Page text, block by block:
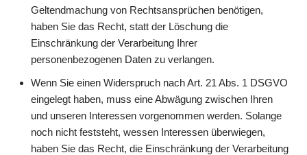
Geltendmachung von Rechtsansprüchen benötigen,
haben Sie das Recht, statt der Löschung die
Einschränkung der Verarbeitung Ihrer
personenbezogenen Daten zu verlangen.
Wenn Sie einen Widerspruch nach Art. 21 Abs. 1 DSGVO
eingelegt haben, muss eine Abwägung zwischen Ihren
und unseren Interessen vorgenommen werden. Solange
noch nicht feststeht, wessen Interessen überwiegen,
haben Sie das Recht, die Einschränkung der Verarbeitung